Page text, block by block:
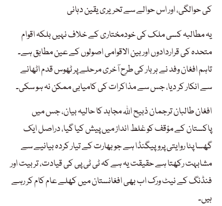
کی حوالگی، اور اس حوالے سے تحریری یقین دہانی
یہ مطالبہ کسی ملک کی خودمختاری کے خلاف نہیں بلکہ اقوام
متحدہ کی قراردادوں اور بین الاقوامی اصولوں کے عین مطابق ہے۔
تاہم افغان وفد نے ہر بار کی طرح آخری مرحلے پر ٹھوس قدم اٹھانے
سے انکار کر دیا، جس سے مذاکرات کی کامیابی ممکن نہ ہو سکی۔
افغان طالبان ترجمان ذبیح اللہ مجاہد کا حالیہ بیان، جس میں
پاکستان کے مؤقف کو غلط انداز میں پیش کیا گیا، دراصل ایک
گھسا پٹا روایتی پروپیگنڈا ہے جو بھارت کے تیار کردہ بیانیے سے
مشابہت رکھتا ہے حقیقت یہ ہے کہ ٹی ٹی پی کی قیادت، تربیت اور
فنڈنگ کے نیٹ ورک اب بھی افغانستان میں کھلے عام کام کر رہے
ہیں۔